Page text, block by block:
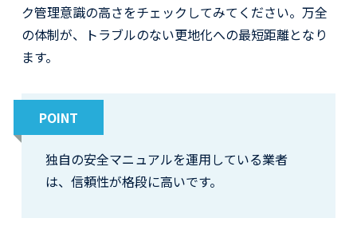
ク管理意識の高さをチェックしてみてください。万全
の体制が、トラブルのない更地化への最短距離となり
ます。
POINT
独自の安全マニュアルを運用している業者
は、信頼性が格段に高いです。